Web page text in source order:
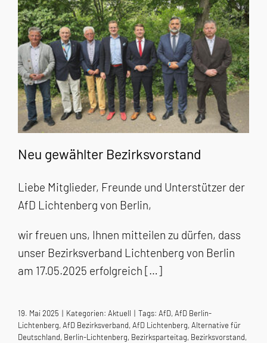
Neu gewählter Bezirksvorstand
Liebe Mitglieder, Freunde und Unterstützer der
AfD Lichtenberg von Berlin,
wir freuen uns, Ihnen mitteilen zu dürfen, dass
unser Bezirksverband Lichtenberg von Berlin
am 17.05.2025 erfolgreich […]
19. Mai 2025 | Kategorien: Aktuell | Tags: AfD,AfD Berlin-
Lichtenberg,AfD Bezirksverband,AfD Lichtenberg,Alternative für
Deutschland, Berlin-Lichtenberg, Bezirksparteitag, Bezirksvorstand,